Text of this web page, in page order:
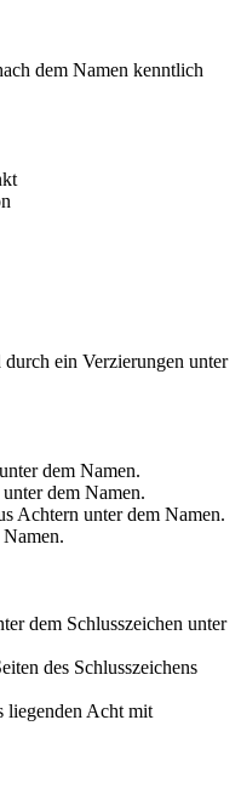
dem Namen kenntlich
ein Verzierungen unter
dem Namen.
dem Namen.
Achtern unter dem Namen.
dem Schlusszeichen unter
des Schlusszeichens
liegenden Acht mit